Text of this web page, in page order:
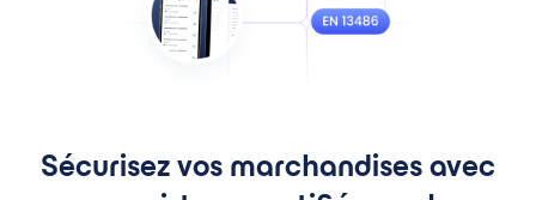
Sécurisez vos marchandises avec